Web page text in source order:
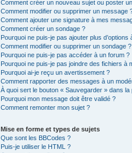
Comment créer un nouveau sujet ou poster
Comment modifier ou supprimer un message
Comment ajouter une signature à mes
Comment créer un sondage ?
Pourquoi ne puis-je pas ajouter plus d’options
Comment modifier ou supprimer un sondage ?
Pourquoi ne puis-je pas accéder à un forum ?
Pourquoi ne puis-je pas joindre des fichiers à
Pourquoi ai-je reçu un avertissement ?
Comment rapporter des messages à un
À quoi sert le bouton « Sauvegarder » dans
Pourquoi mon message doit être validé ?
Comment remonter mon sujet ?
Mise en forme et types de sujets
Que sont les BBCodes ?
Puis-je utiliser le HTML ?